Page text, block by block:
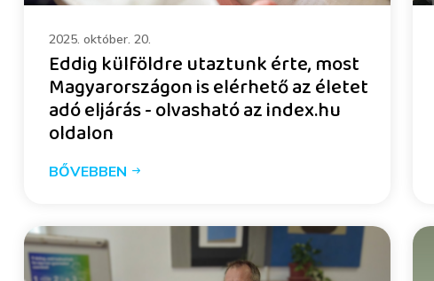
2025. október. 20.
Eddig külföldre utaztunk érte, most
Magyarországon is elérhető az életet
adó eljárás - olvasható az index.hu
oldalon
BŐVEBBEN